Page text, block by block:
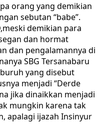
orang yang demikian
sebutan “babe”.
demikian para
dan hormat
dan pengalamannya di
SBG Tersanabaru
yang disebut
menjadi “Derde
jika dinaikkan menjadi
mungkin karena tak
apalagi ijazah Insinyur